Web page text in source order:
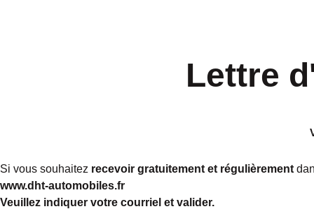
Lettre
Si vous souhaitez recevoir gratuitement et régulièrement
www.dht-automobiles.fr
Veuillez indiquer votre courriel et valider.